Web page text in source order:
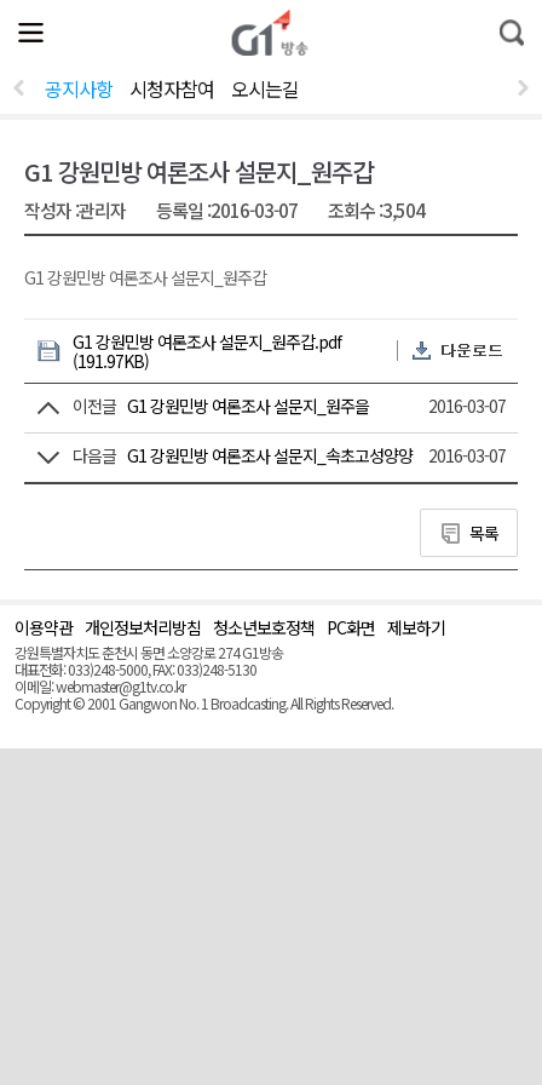
전
체
뉴
열
통
합
공지사항 시청자참여 오시는길
G1 강원민방 여론조사 설문지_원주갑
작성자 :관리자 등록일 :2016-03-07 조회수 :3,504
G1 강원민방 여론조사 설문지_원주갑
G1 강원민방 여론조사 설문지_원주갑.pdf
(191.97KB)
이전글 G1 강원민방 여론조사 설문지_원주을 2016-03-07
다음글 G1 강원민방 여론조사 설문지_속초고성양양 2016-03-07
목록
이용약관 개인정보처리방침 청소년보호정책 PC화면 제보하기
강원특별자치도 춘천시 동면 소양강로 274 G1방송
대표전화: 033)248-5000, FAX: 033)248-5130
이메일: webmaster@g1tv.co.kr
Copyright © 2001 Gangwon No. 1 Broadcasting. All Rights Reserved.